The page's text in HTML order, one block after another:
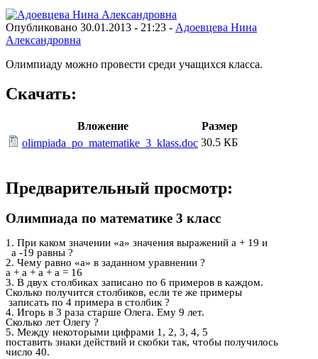
Опубликовано 30.01.2013 - 21:23 - Адоевцева Нина
Александровна
Олимпиаду можно провести среди учащихся класса.
Скачать:
Вложение
Размер
olimpiada_po_matematike_3_klass.doc 30.5 КБ
Предварительный просмотр:
Олимпиада по математике 3 класс
1. При каком значении «а» значения выражений а + 19 и
а -19 равны ?
2. Чему равно «а» в заданном уравнении ?
а + а + а + а = 16
3. В двух столбиках записано по 6 примеров в каждом.
Сколько получится столбиков, если те же примеры
записать по 4 примера в столбик ?
4. Игорь в 3 раза старше Олега. Ему 9 лет.
Сколько лет Олегу ?
5. Между некоторыми цифрами 1, 2, 3, 4, 5
поставить знаки действий и скобки так, чтобы получилось
число 40.